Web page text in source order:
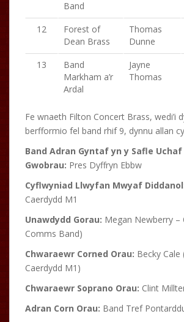
Band
12
Forest of
Dean Brass
Thomas
Dunne
13
Band
Markham a’r
Ardal
Jayne
Thomas
Fe wnaeth Filton Concert Brass, wedi’i
berfformio fel band rhif 9, dynnu allan
Band Adran Gyntaf yn y Safle
Gwobrau: Pres Dyffryn Ebbw
Cyflwyniad Llwyfan Mwyaf
Caerdydd M1
Unawdydd Gorau: Megan Newberry –
Comms Band)
Chwaraewr Corned Orau: Becky Cale
Caerdydd M1)
Chwaraewr Soprano Orau: Clint
Adran Corn Orau: Band Tref